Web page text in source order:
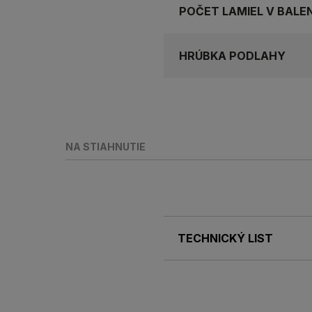
POČET LAMIEL V
HRÚBKA PODLAHY
NA STIAHNUTIE
TECHNICKÝ LIST